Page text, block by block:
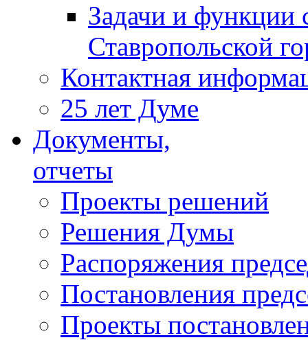
Задачи и функции
Ставропольской
Контактная
25 лет Думе
Документы,
отчеты
Проекты решений
Решения Думы
Распоряжения
Постановления
Проекты